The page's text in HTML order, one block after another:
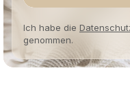
Ich habe die
genommen.